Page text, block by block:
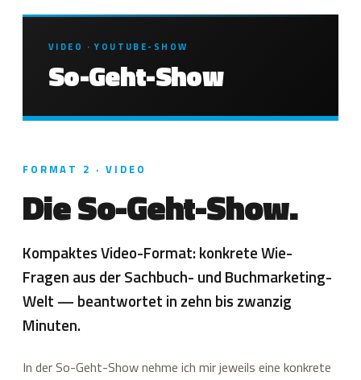
VIDEO · YOUTUBE-SHOW
So-Geht-Show
FORMAT 2 · VIDEO
Die So-Geht-Show.
Kompaktes Video-Format: konkrete Wie-
Fragen aus der Sachbuch- und Buchmarketing-
Welt — beantwortet in zehn bis zwanzig
Minuten.
In der So-Geht-Show nehme ich mir jeweils eine konkrete